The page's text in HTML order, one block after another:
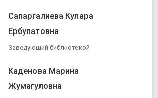
Сапаргалиева Кулара
Ербулатовна
Заведующий библиотекой
Каденова Марина
Жумагуловна